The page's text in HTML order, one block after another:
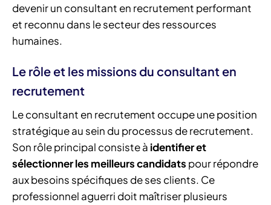
devenir un consultant en recrutement performant
et reconnu dans le secteur des ressources
humaines.
Le rôle et les missions du consultant en
recrutement
Le consultant en recrutement occupe une position
stratégique au sein du processus de recrutement.
Son rôle principal consiste à identifier et
sélectionner les meilleurs candidats pour répondre
aux besoins spécifiques de ses clients. Ce
professionnel aguerri doit maîtriser plusieurs